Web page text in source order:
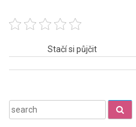
Navigace
pro
příspěvek
Stačí si půjčit
Search
for: